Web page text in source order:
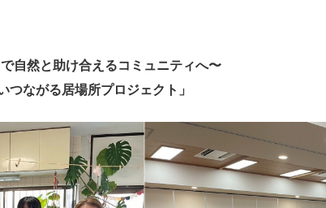
自然と助け合えるコミュニティへ〜
ながる居場所プロジェクト」